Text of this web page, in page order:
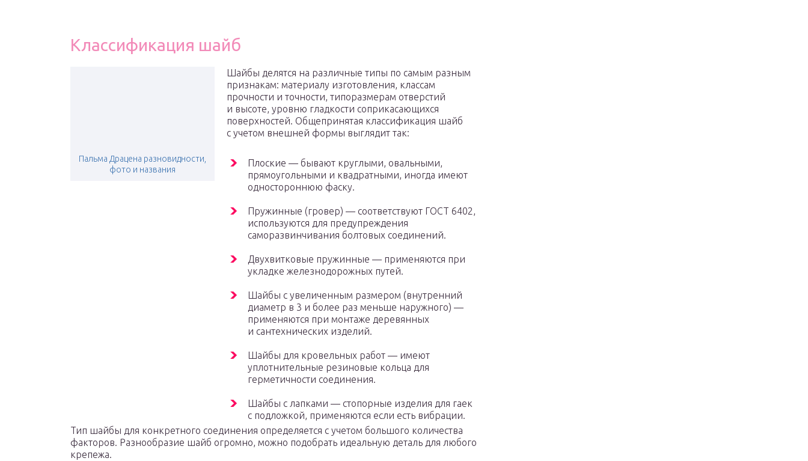
Классификация шайб
Пальма Драцена разновидности,
фото и названия
Шайбы делятся на различные типы по самым разным
признакам: материалу изготовления, классам
прочности и точности, типоразмерам отверстий
и высоте, уровню гладкости соприкасающихся
поверхностей. Общепринятая классификация шайб
с учетом внешней формы выглядит так:
Плоские — бывают круглыми, овальными,
прямоугольными и квадратными, иногда имеют
одностороннюю фаску.
Пружинные (гровер) — соответствуют ГОСТ 6402,
используются для предупреждения
саморазвинчивания болтовых соединений.
Двухвитковые пружинные — применяются при
укладке железнодорожных путей.
Шайбы с увеличенным размером (внутренний
диаметр в 3 и более раз меньше наружного) —
применяются при монтаже деревянных
и сантехнических изделий.
Шайбы для кровельных работ — имеют
уплотнительные резиновые кольца для
герметичности соединения.
Шайбы с лапками — стопорные изделия для гаек
с подложкой, применяются если есть вибрации.
Тип шайбы для конкретного соединения определяется с учетом большого количества
факторов. Разнообразие шайб огромно, можно подобрать идеальную деталь для любого
крепежа.